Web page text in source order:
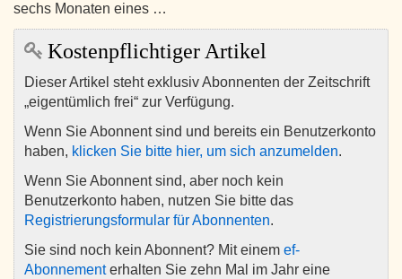
sechs Monaten eines …
Kostenpflichtiger Artikel
Dieser Artikel steht exklusiv Abonnenten der Zeitschrift
„eigentümlich frei“ zur Verfügung.
Wenn Sie Abonnent sind und bereits ein Benutzerkonto
haben, klicken Sie bitte hier, um sich anzumelden.
Wenn Sie Abonnent sind, aber noch kein
Benutzerkonto haben, nutzen Sie bitte das
Registrierungsformular für Abonnenten.
Sie sind noch kein Abonnent? Mit einem ef-
Abonnementerhalten Sie zehn Mal im Jahr eine